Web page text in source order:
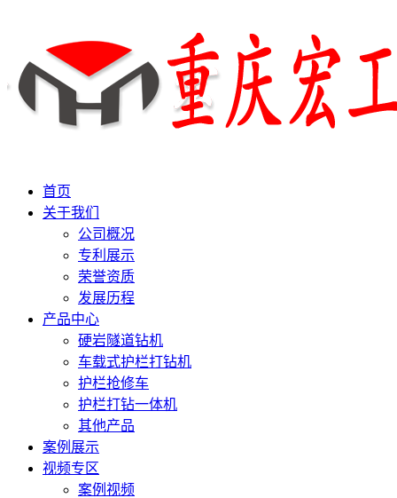
首页
关于我们
公司概况
专利展示
荣誉资质
发展历程
产品中心
硬岩隧道钻机
车载式护栏打钻机
护栏抢修车
护栏打钻一体机
其他产品
案例展示
视频专区
案例视频